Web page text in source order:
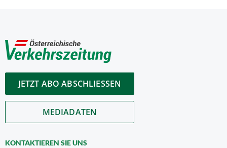
JETZT ABO ABSCHLIESSEN
MEDIADATEN
KONTAKTIEREN SIE UNS